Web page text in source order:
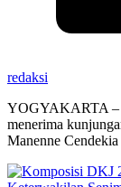
redaksi
YOGYAKARTA –
menerima
Manenne